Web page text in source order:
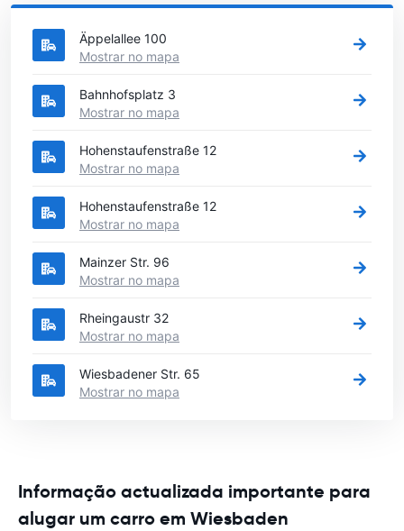
cidade em Alemanha que gostaria de alugar um carro
Äppelallee 100
Mostrar no mapa
Bahnhofsplatz 3
Mostrar no mapa
Hohenstaufenstraße 12
Mostrar no mapa
Hohenstaufenstraße 12
Mostrar no mapa
Mainzer Str. 96
Mostrar no mapa
Rheingaustr 32
Mostrar no mapa
Wiesbadener Str. 65
Mostrar no mapa
Informação actualizada importante para
alugar um carro em Wiesbaden